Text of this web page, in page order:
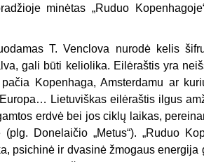
minėtas „Ru­duo
T. Venclova nurodė kelis
gali būti kelio­lika. Eilėraštis yra
Kopenhaga, Amsterdamu ar
Lietuviškas eilėraštis ilgus
erdvė bei jos ciklų laikas,
Donelaičio „Metus“). „Ruduo
psichinė ir dvasinė žmogaus